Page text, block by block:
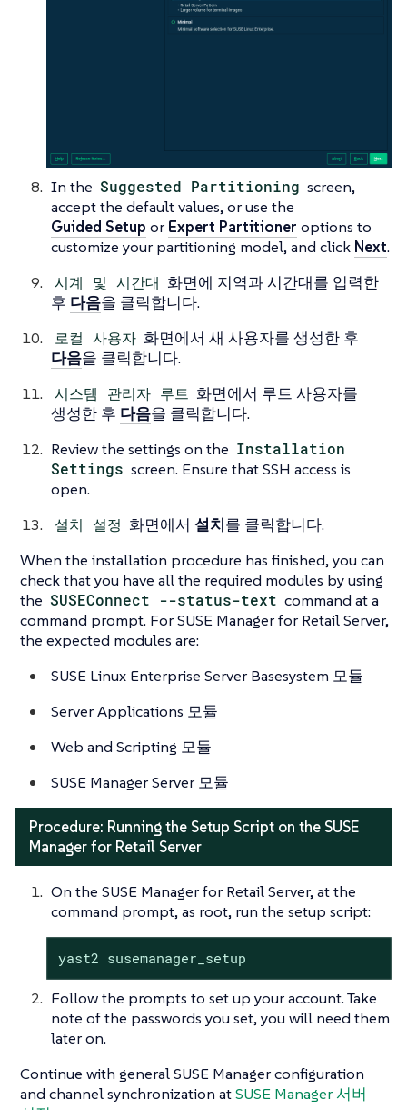
In the Suggested Partitioning screen,
accept the default values, or use the
Guided Setup or Expert Partitioner options to
customize your partitioning model, and click Next.
시계 및 시간대 화면에 지역과 시간대를 입력한
후 다음을 클릭합니다.
로컬 사용자 화면에서 새 사용자를 생성한 후
다음을 클릭합니다.
시스템 관리자 루트 화면에서 루트 사용자를
생성한 후 다음을 클릭합니다.
Review the settings on the Installation
Settings screen. Ensure that SSH access is
open.
설치 설정 화면에서설치를 클릭합니다.
When the installation procedure has finished, you can
check that you have all the required modules by using
the SUSEConnect --status-text command at a
command prompt. For SUSE Manager for Retail Server,
the expected modules are:
SUSE Linux Enterprise Server Basesystem 모듈
Server Applications 모듈
Web and Scripting 모듈
SUSE Manager Server 모듈
Procedure: Running the Setup Script on the SUSE
Manager for Retail Server
On the SUSE Manager for Retail Server, at the
command prompt, as root, run the setup script:
yast2 susemanager_setup
Follow the prompts to set up your account. Take
note of the passwords you set, you will need them
later on.
Continue with general SUSE Manager configuration
and channel synchronization atSUSE Manager 서버